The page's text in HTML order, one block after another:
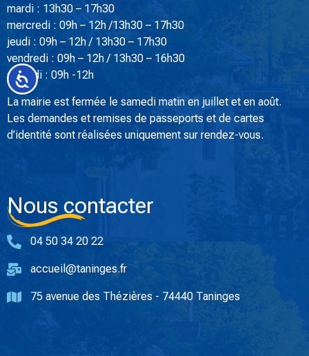
Accessibilité
mardi : 13h30 – 17h30
mercredi : 09h – 12h /13h30 – 17h30
jeudi : 09h – 12h / 13h30 – 17h30
vendredi : 09h – 12h / 13h30 – 16h30
samedi : 09h -12h
La mairie est fermée le samedi matin en juillet et en août.
Les demandes et remises de passeports et de cartes
d’identité sont réalisées uniquement sur rendez-vous.
Nous contacter
04 50 34 20 22
accueil@taninges.fr
75 avenue des Thézières - 74440 Taninges